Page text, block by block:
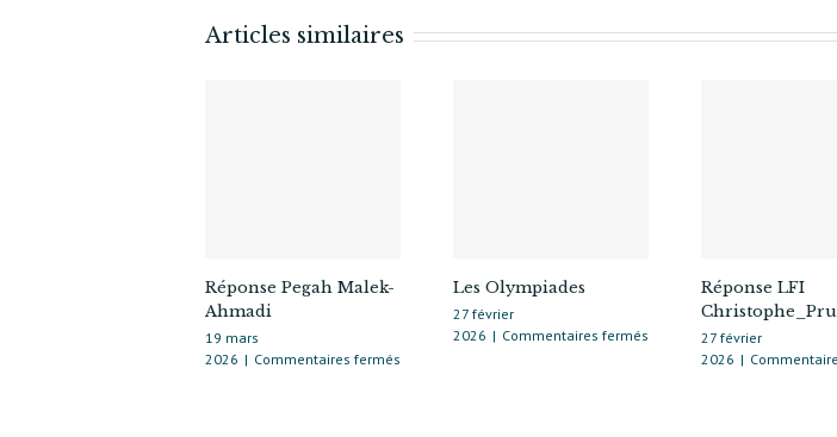
Articles similaires
Réponse Pegah Malek-
Ahmadi
19 mars
2026 | Commentaires fermés
Les Olympiades
27 février
2026 | Commentaires fermés
Réponse LFI
27 février
2026 |